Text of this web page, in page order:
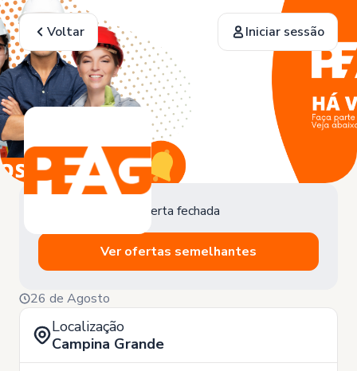
Voltar Iniciar sessão
Oferta fechada
Ver ofertas semelhantes
26 de Agosto
Localização
Campina Grande